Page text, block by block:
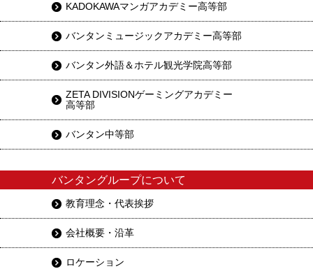
KADOKAWAマンガアカデミー高等部
バンタンミュージックアカデミー高等部
バンタン外語＆ホテル観光学院高等部
ZETA DIVISIONゲーミングアカデミー
高等部
バンタン中等部
バンタングループについて
教育理念・代表挨拶
会社概要・沿革
ロケーション